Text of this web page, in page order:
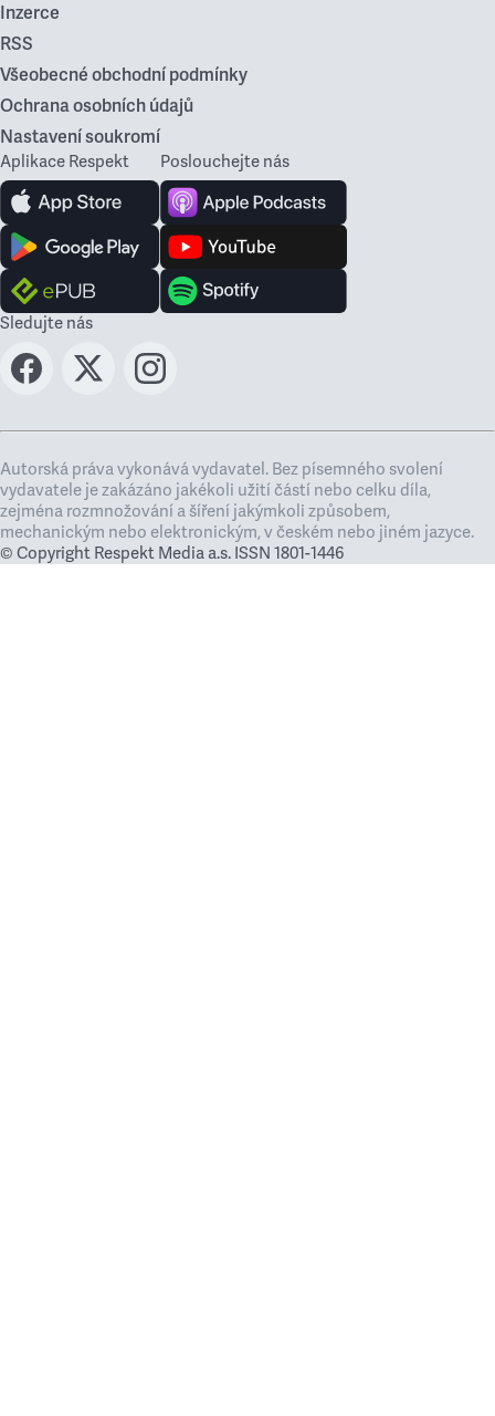
Inzerce
RSS
Všeobecné obchodní podmínky
Ochrana osobních údajů
Nastavení soukromí
Aplikace Respekt Poslouchejte nás
Sledujte nás
Autorská práva vykonává vydavatel. Bez písemného svolení
vydavatele je zakázáno jakékoli užití částí nebo celku díla,
zejména rozmnožování a šíření jakýmkoli způsobem,
mechanickým nebo elektronickým, v českém nebo jiném jazyce.
© Copyright Respekt Media a.s. ISSN 1801-1446